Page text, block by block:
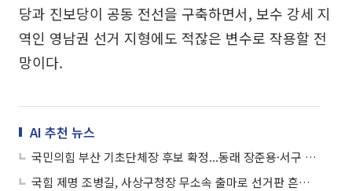
당과 진보당이 공동 전선을 구축하면서, 보수 강세 지
역인 영남권 선거 지형에도 적잖은 변수로 작용할 전
망이다.
AI 추천 뉴스
국민의힘 부산 기초단체장 후보 확정...동래 장준용·서구 공한수 등 현 구청장 확정
국힘 제명 조병길, 사상구청장 무소속 출마로 선거판 흔든다… 3파전 돌입